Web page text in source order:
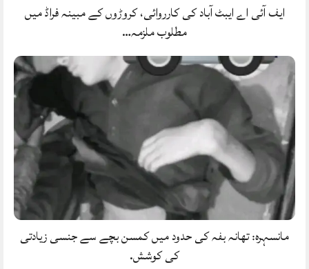
ایف آئی اے ایبٹ آباد کی کارروائی، کروڑوں کے مبینہ فراڈ میں
مطلوب ملزمہ…
مانسہرہ: تھانہ بفہ کی حدود میں کمسن بچے سے جنسی زیادتی
کی کوشش.